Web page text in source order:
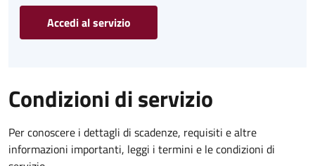
Accedi al servizio
Condizioni di servizio
Per conoscere i dettagli di scadenze, requisiti e altre
informazioni importanti, leggi i termini e le condizioni di